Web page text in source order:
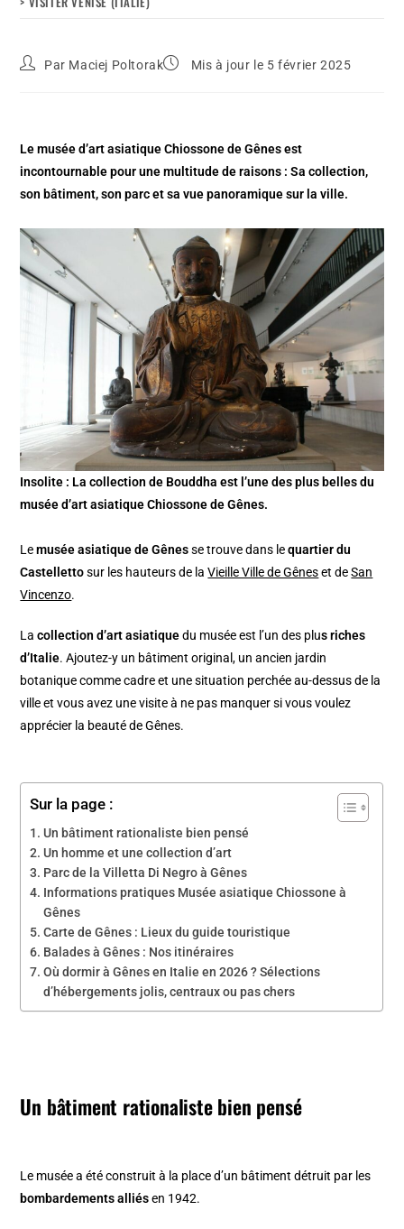
Par Maciej Poltorak Mis à jour le 5 février 2025
Le musée d’art asiatique Chiossone de Gênes est
incontournable pour une multitude de raisons : Sa collection,
son bâtiment, son parc et sa vue panoramique sur la ville.
Insolite : La collection de Bouddha est l’une des plus belles du
musée d’art asiatique Chiossone de Gênes.
Lemusée asiatique de Gênesse trouve dans lequartier du
Castellettosur les hauteurs de laVieille Ville de Gêneset deSan
Vincenzo.
Lacollection d’art asiatiquedu musée est l’un des plus riches
d’Italie. Ajoutez-y un bâtiment original, un ancien jardin
botanique comme cadre et une situation perchée au-dessus de la
ville et vous avez une visite à ne pas manquer si vous voulez
apprécier la beauté de Gênes.
Sur la page :
Un bâtiment rationaliste bien pensé
Un homme et une collection d’art
Parc de la Villetta Di Negro à Gênes
Informations pratiques Musée asiatique Chiossone à
Gênes
Carte de Gênes : Lieux du guide touristique
Balades à Gênes : Nos itinéraires
Où dormir à Gênes en Italie en 2026 ? Sélections
d’hébergements jolis, centraux ou pas chers
Un bâtiment rationaliste bien pensé
Le musée a été construit à la place d’un bâtiment détruit par les
bombardements alliésen 1942.